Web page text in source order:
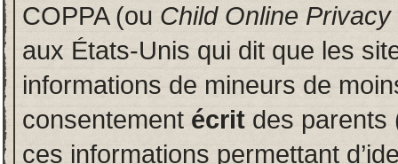
COPPA (ou Child Online
aux États-Unis qui dit que les
informations de mineurs de
consentement écrit des parents
ces informations permettant